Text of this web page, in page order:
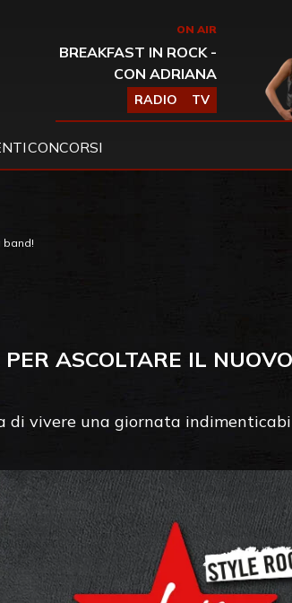
ON AIR
BREAKFAST IN ROCK -
CON ADRIANA
RADIO TV
CONCORSI
band!
ASCOLTARE IL
di vivere una giornata